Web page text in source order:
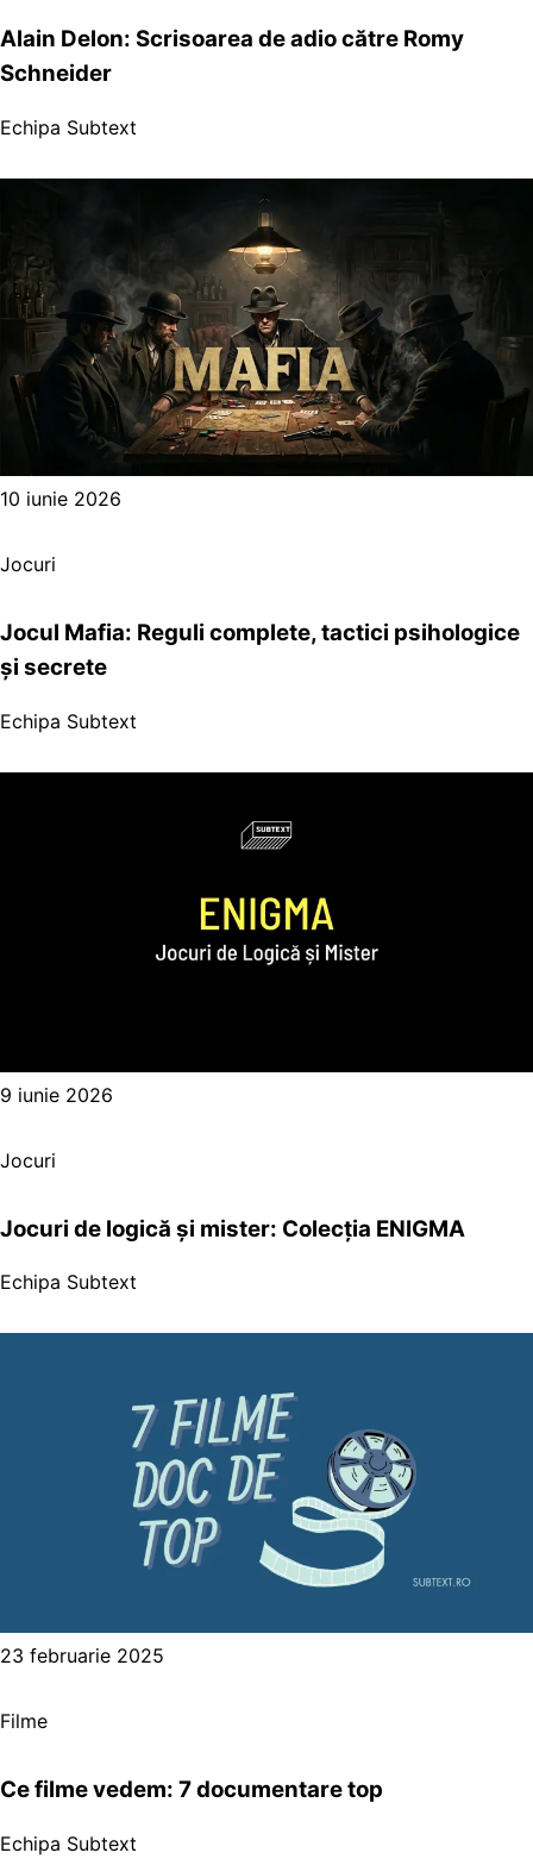
Alain Delon: Scrisoarea de adio către Romy
Schneider
Echipa Subtext
10 iunie 2026
Jocuri
Jocul Mafia: Reguli complete, tactici psihologice
și secrete
Echipa Subtext
9 iunie 2026
Jocuri
Jocuri de logică și mister: Colecția ENIGMA
Echipa Subtext
23 februarie 2025
Filme
Ce filme vedem: 7 documentare top
Echipa Subtext